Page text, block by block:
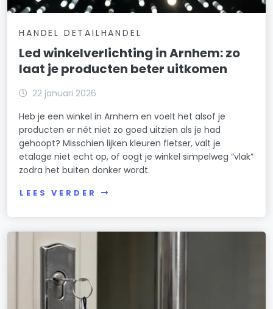
HANDEL DETAILHANDEL
Led winkelverlichting in Arnhem: zo
laat je producten beter uitkomen
22 januari 2026
Heb je een winkel in Arnhem en voelt het alsof je
producten er nét niet zo goed uitzien als je had
gehoopt? Misschien lijken kleuren fletser, valt je
etalage niet echt op, of oogt je winkel simpelweg “vlak”
zodra het buiten donker wordt.
LEES VERDER